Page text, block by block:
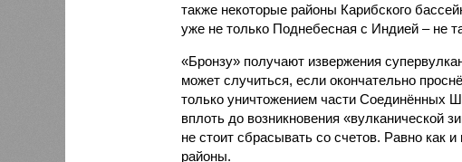
также некоторые районы Карибского
уже не только Поднебесная с Индией – не
«Бронзу» получают извержения
может случиться, если окончательно
только уничтожением части Соединённых
вплоть до возникновения «вулканической
не стоит сбрасывать со счетов. Равно как
районы.